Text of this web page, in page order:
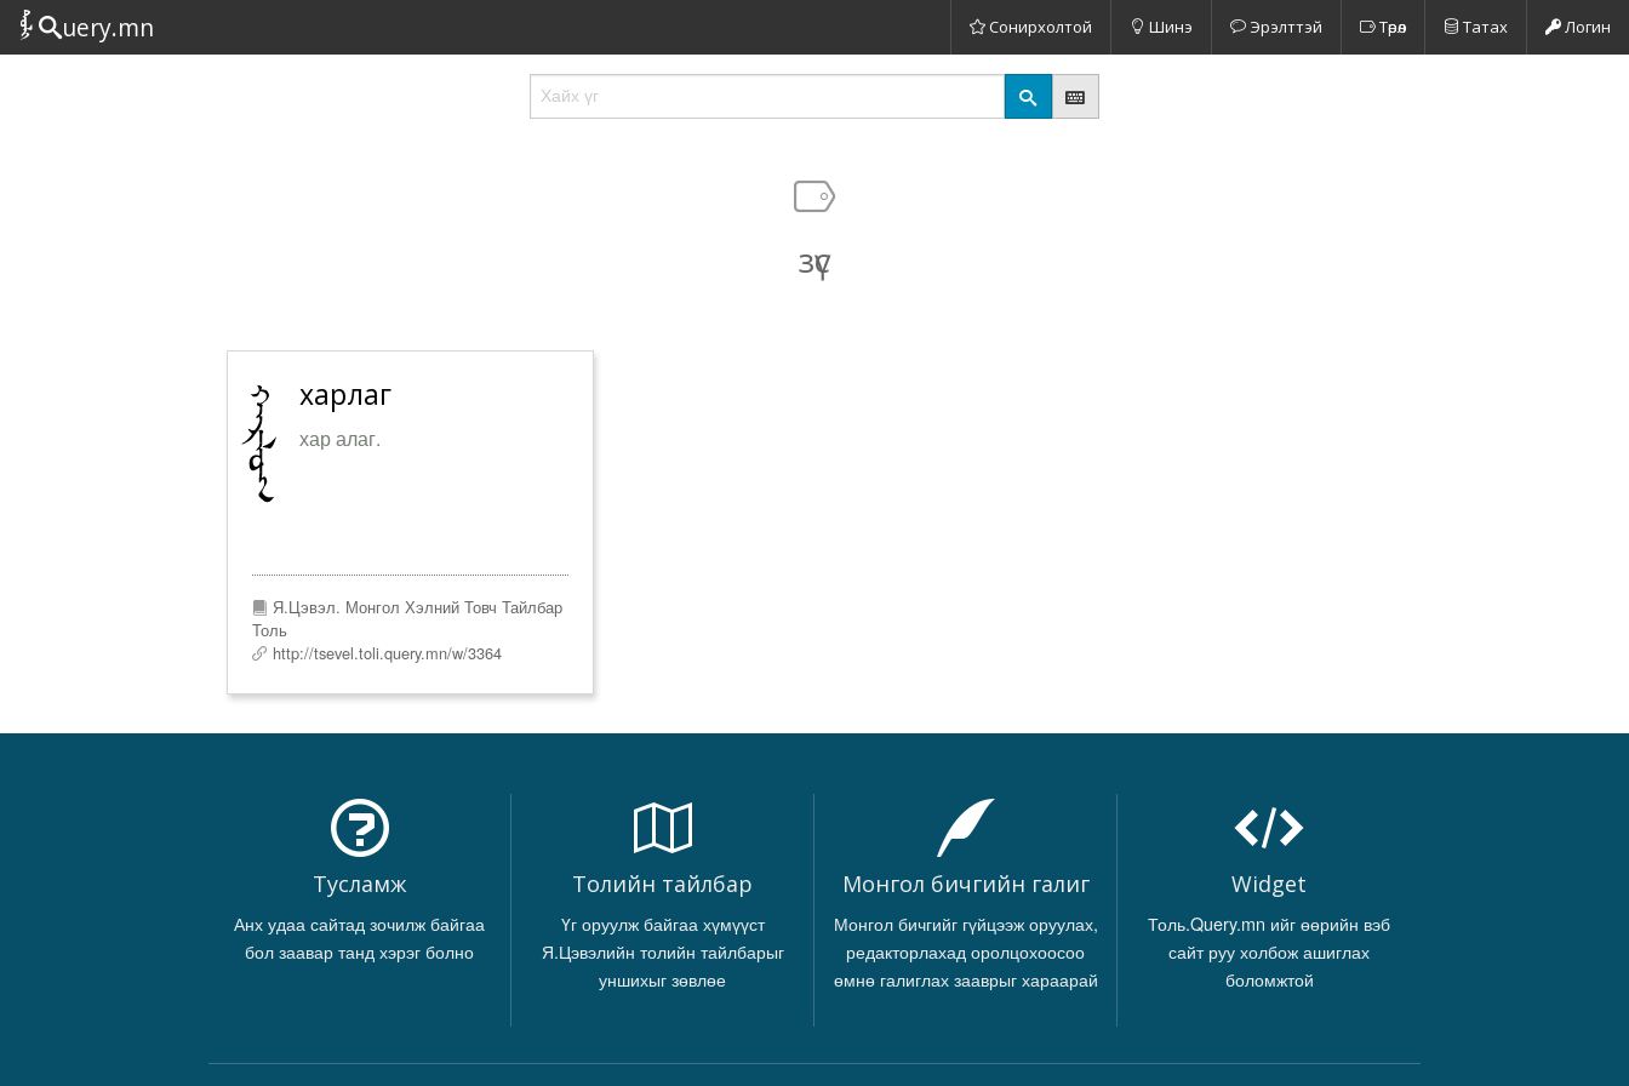
uery.mn Сонирхолтой Шинэ Эрэлттэй Төрөл Татах Логин
зүс
харлаг
хар алаг.
Я.Цэвэл. Монгол Хэлний Товч Тайлбар
Толь
http://tsevel.toli.query.mn/w/3364
Тусламж
Анх удаа сайтад зочилж байгаа
бол заавар танд хэрэг болно
Толийн тайлбар
Үг оруулж байгаа хүмүүст
Я.Цэвэлийн толийн тайлбарыг
уншихыг зөвлөе
Монгол бичгийн галиг
Монгол бичгийг гүйцээж оруулах,
редакторлахад оролцохоосоо
өмнө галиглах зааврыг хараарай
Widget
Толь.Query.mn ийг өөрийн вэб
сайт руу холбож ашиглах
боломжтой